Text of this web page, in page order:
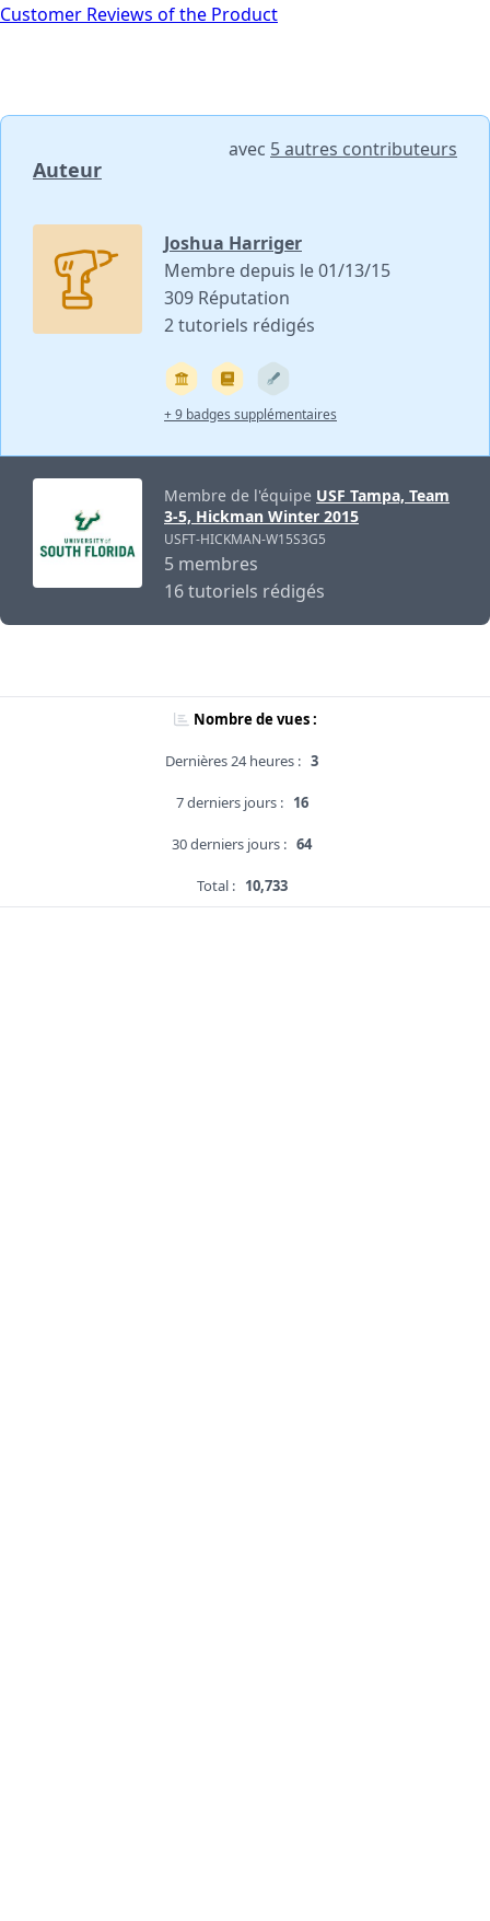
Customer Reviews of the Product
Auteur
avec 5 autres contributeurs
Joshua Harriger
Membre depuis le 01/13/15
309 Réputation
2 tutoriels rédigés
+ 9 badges supplémentaires
Membre de l'équipe USF Tampa, Team
3-5, Hickman Winter 2015
USFT-HICKMAN-W15S3G5
5 membres
16 tutoriels rédigés
Nombre de vues :
Dernières 24 heures : 3
7 derniers jours : 16
30 derniers jours : 64
Total : 10,733